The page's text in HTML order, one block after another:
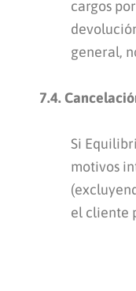
cargos
general,
7.4.
Si
motivos
el cliente